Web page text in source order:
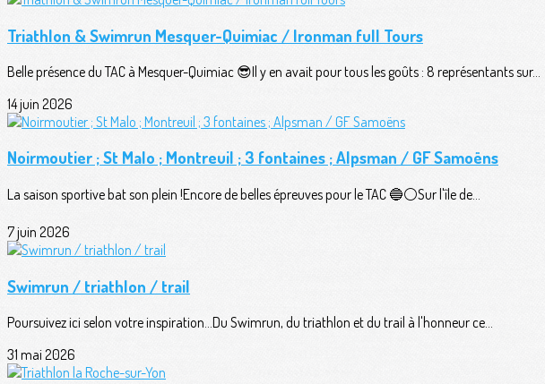
Triathlon & Swimrun Mesquer-Quimiac / Ironman full Tours
Belle présence du TAC à Mesquer-Quimiac 😎Il y en avait pour tous les goûts : 8 représentants sur...
14 juin 2026
Noirmoutier ; St Malo ; Montreuil ; 3 fontaines ; Alpsman / GF Samoëns
La saison sportive bat son plein !Encore de belles épreuves pour le TAC 🔵⚪️Sur l'île de...
7 juin 2026
Swimrun / triathlon / trail
Poursuivez ici selon votre inspiration...Du Swimrun, du triathlon et du trail à l'honneur ce...
31 mai 2026